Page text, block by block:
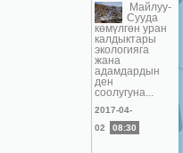
Майлуу-
Сууда
көмүлгөн уран
калдыктары
экологияга
жана
адамдардын
ден
соолугуна...
2017-04-
02
08:30